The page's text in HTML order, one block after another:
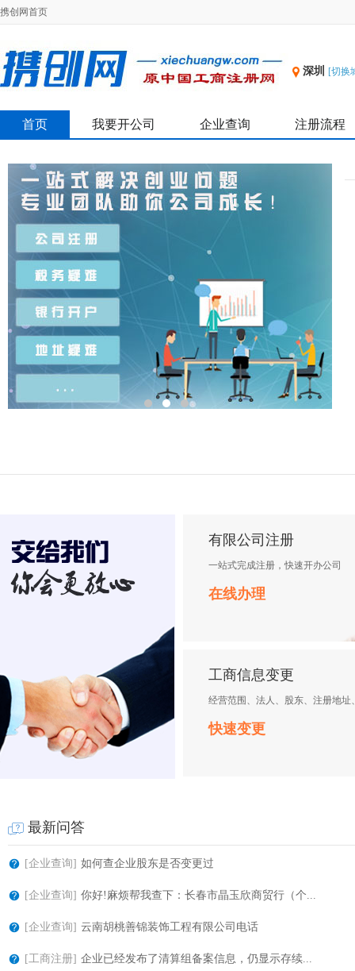
携创网首页
深圳 [切换
首页 我要开公司 企业查询 注册流程
有限公司注册
一站式完成注册，快速开办公司
在线办理
工商信息变更
经营范围、法人、股东、注册地址
快速变更
最新问答
[企业查询] 如何查企业股东是否变更过
[企业查询] 你好!麻烦帮我查下：长春市晶玉欣商贸行（个...
[企业查询] 云南胡桃善锦装饰工程有限公司电话
[工商注册] 企业已经发布了清算组备案信息，仍显示存续...